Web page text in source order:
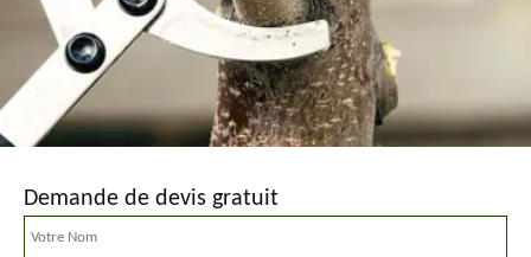
Demande de devis gratuit